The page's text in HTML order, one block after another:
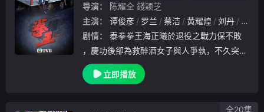
导演：
陈耀全 錢颖芝
主演：
谭俊彦 罗兰 蔡洁 黄耀煌 刘丹
鬼塚
剧情：
，慶功後卻為救醉酒女子與人爭執，不久突然
身亡。海正藍翻看哥哥正曦的拳賽錄影，發現
死因竟跟教練石傲山有關，認定他害死正曦。
立即播放
全20集